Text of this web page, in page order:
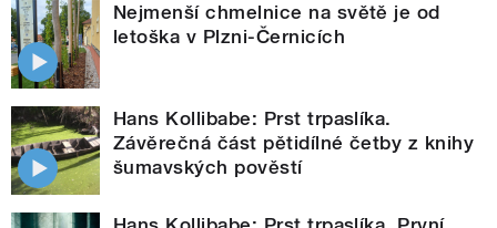
Nejmenší chmelnice na světě je od
letoška v Plzni-Černicích
Hans Kollibabe: Prst trpaslíka.
Závěrečná část pětidílné četby z knihy
šumavských pověstí